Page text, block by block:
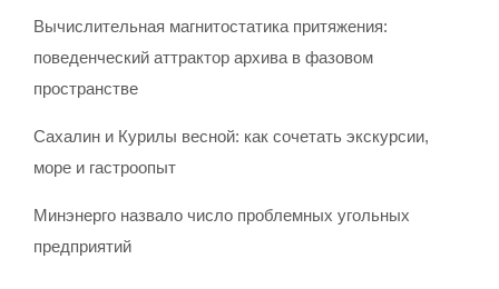
Вычислительная магнитостатика притяжения:
поведенческий аттрактор архива в фазовом
пространстве
Сахалин и Курилы весной: как сочетать экскурсии,
море и гастроопыт
Минэнерго назвало число проблемных угольных
предприятий